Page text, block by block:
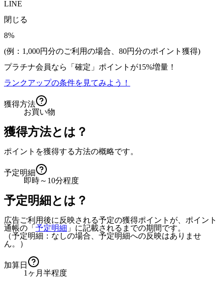
LINE
閉じる
8%
(例：1,000円分のご利用の場合、 80円分のポイント獲得)
プラチナ会員なら
「確定」 ポイントが15%増量！
ランクアップの条件を見てみよう！
獲得方法
お買い物
獲得方法とは？
ポイントを獲得する方法の概略です。
予定明細
即時～10分程度
予定明細とは？
広告ご利用後に反映される予定の獲得ポイントが、ポイント
通帳の「 予定明細 」に記載されるまでの期間です。
（予定明細：なしの場合、予定明細への反映はありませ
ん。）
加算日
1ヶ月半程度